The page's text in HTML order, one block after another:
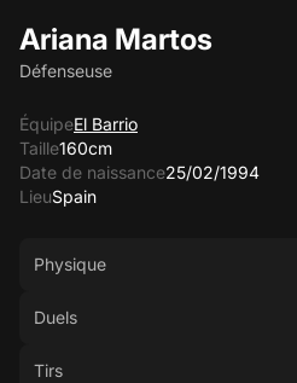
Ariana Martos
Défenseuse
ÉquipeEl Barrio
Taille160cm
Date de naissance25/02/1994
LieuSpain
Physique
Duels
Tirs